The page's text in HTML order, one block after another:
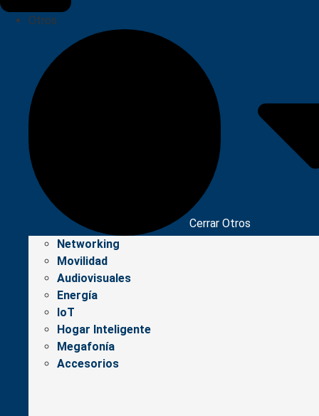
Otros
Cerrar Otros
Networking
Movilidad
Audiovisuales
Energía
IoT
Hogar Inteligente
Megafonía
Accesorios